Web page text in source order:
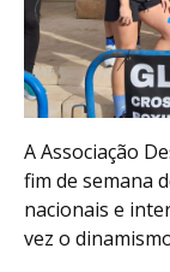
A Associação
fim de semana
nacionais e
vez o